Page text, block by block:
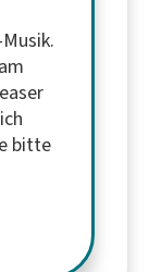
bitte